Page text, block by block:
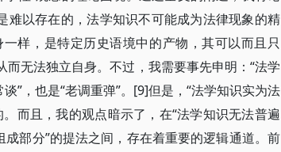
难以存在的，法学知识不可能成为法律现象的精
样，是特定历史语境中的产物，其可以而且只
无法独立自身。不过，我需要事先申明：“法学
”，也是“老调重弹”。[9]但是，“法学知识实为法
而且，我的观点暗示了，在“法学知识无法普遍
部分”的提法之间，存在着重要的逻辑通道。前